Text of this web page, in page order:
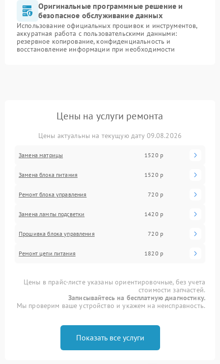
Оригинальные программные решение и
безопасное обслуживание данных
Использование официальных прошивок и инструментов,
аккуратная работа с пользовательскими данными:
резервное копирование, конфиденциальность и
восстановление информации при необходимости
Цены на услуги ремонта
Цены актуальны на текущую дату 09.08.2026
Замена матрицы 1520 р
Замена блока питания 1520 р
Ремонт блока управления 720 р
Замена лампы подсветки 1420 р
Прошивка блока управления 720 р
Ремонт цепи питания 1820 р
Цены в прайс-листе указаны ориентировочные, без учета
стоимости запчастей.
Записывайтесь на бесплатную диагностику.
Мы проверим ваше устройство и укажем на неисправность.
Показать все услуги